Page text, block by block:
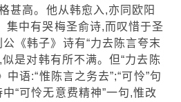
甚高。他从韩愈入,亦同欧阳
集中有哭梅圣俞诗,而叹惜于圣
《韩子》诗有“力去陈言夸末
是对韩有所不满。但“力去陈
语:“惟陈言之务去”;“可怜”句
“可怜无意费精神”一句,惟改